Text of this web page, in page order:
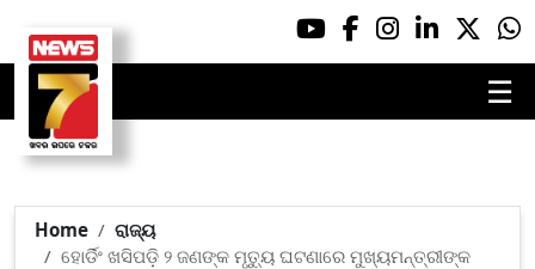
☰
Home
ରାଜ୍ୟ
ହୋର୍ଡିଂ ଖସିପଡ଼ି ୨ ଜଣଙ୍କ ମୃତ୍ୟୁ ଘଟଣାରେ ମୁଖ୍ୟମନ୍ତ୍ରୀଙ୍କ